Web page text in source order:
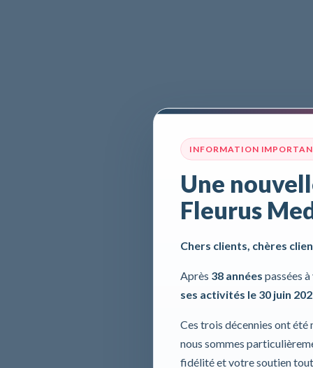
INFORMATION
Une
Fleurus
Chers clients, chères
Après 38 années passées
ses activités le 30 juin
Ces trois décennies ont
nous sommes
fidélité et votre soutien